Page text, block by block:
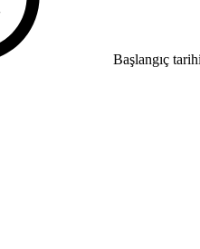
Başlangıç tarihi